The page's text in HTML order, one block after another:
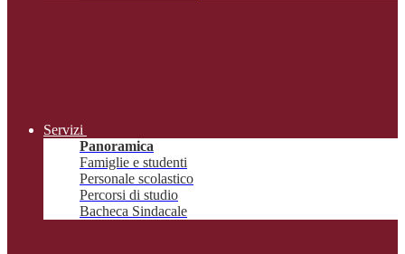
Servizi
Panoramica
Famiglie e studenti
Personale scolastico
Percorsi di studio
Bacheca Sindacale